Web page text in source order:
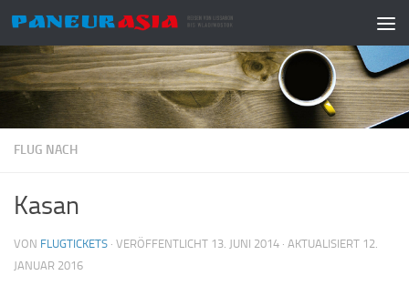
Zum Inhalt springen
FLUG NACH
Kasan
VON FLUGTICKETS · VERÖFFENTLICHT 13. JUNI 2014 · AKTUALISIERT 12.
JANUAR 2016